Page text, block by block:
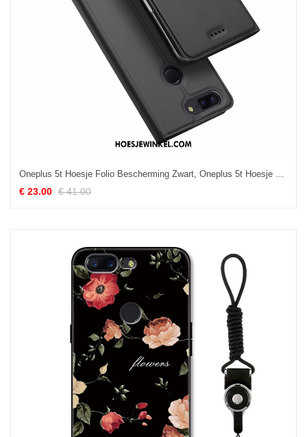
Oneplus 5t Hoesje Folio Bescherming Zwart, Oneplus 5t Hoesje Kaart Leren Etui
€ 23.00 € 41.00